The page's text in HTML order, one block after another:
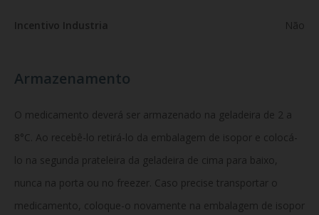
Incentivo Industria Não
Armazenamento
O medicamento deverá ser armazenado na geladeira de 2 a
8°C. Ao recebê-lo retirá-lo da embalagem de isopor e colocá-
lo na segunda prateleira da geladeira de cima para baixo,
nunca na porta ou no freezer. Caso precise transportar o
medicamento, coloque-o novamente na embalagem de isopor